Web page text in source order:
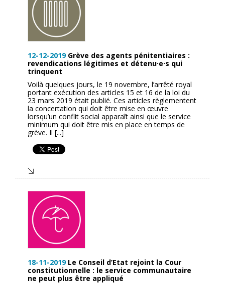
12-12-2019 Grève des agents pénitentiaires :
revendications légitimes et détenu·e·s qui
trinquent
Voilà quelques jours, le 19 novembre, l’arrêté royal
portant exécution des articles 15 et 16 de la loi du
23 mars 2019 était publié. Ces articles règlementent
la concertation qui doit être mise en œuvre
lorsqu’un conflit social apparaît ainsi que le service
minimum qui doit être mis en place en temps de
grève. Il [...]
18-11-2019 Le Conseil d’Etat rejoint la Cour
constitutionnelle : le service communautaire
ne peut plus être appliqué